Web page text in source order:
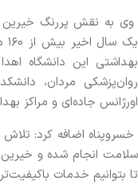
وی به نقش پررنگ خیرین
بهداشتی این دانشگاه
روان‌پزشکی مردان،
اورژانس جاده‌ای و مراکز
خسروپناه اضافه کرد:
سلامت انجام شده و
تا بتوانیم خدمات